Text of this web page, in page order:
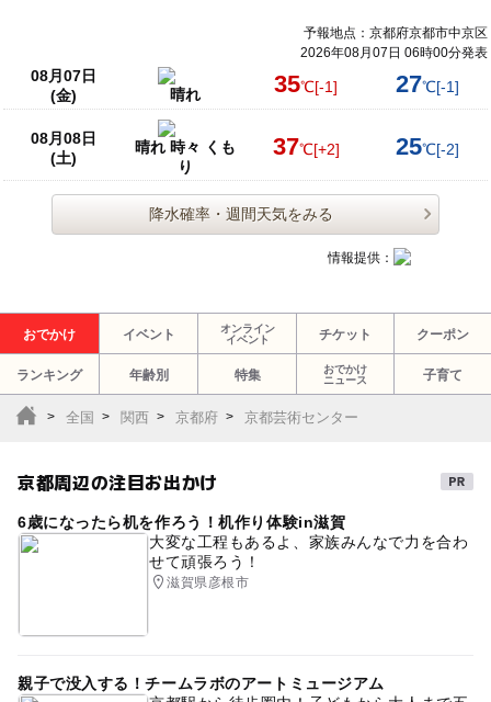
予報地点：京都府京都市中京区
2026年08月07日 06時00分発表
08月07日
(金)
晴れ 35℃[-1] 27℃[-1]
08月08日
(土)
晴れ 時々 くも
り
37℃[+2] 25℃[-2]
降水確率・週間天気をみる
情報提供：
おでかけ イベント
オンライン
イベント
チケット クーポン
ランキング 年齢別 特集
おでかけ
ニュース
子育て
全国 関西 京都府 京都芸術センター
京都周辺の注目お出かけ
6歳になったら机を作ろう！机作り体験in滋賀
大変な工程もあるよ、家族みんなで力を合わ
せて頑張ろう！
滋賀県彦根市
親子で没入する！チームラボのアートミュージアム